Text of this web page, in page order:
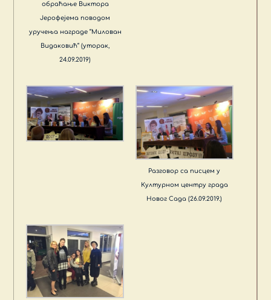
обраћање Виктора
Јерофејема поводом
уручења награде “Милован
Видаковић“ (уторак,
24.09.2019)
Разговор са писцем у
Културном центру града
Новог Сада (26.09.2019.)